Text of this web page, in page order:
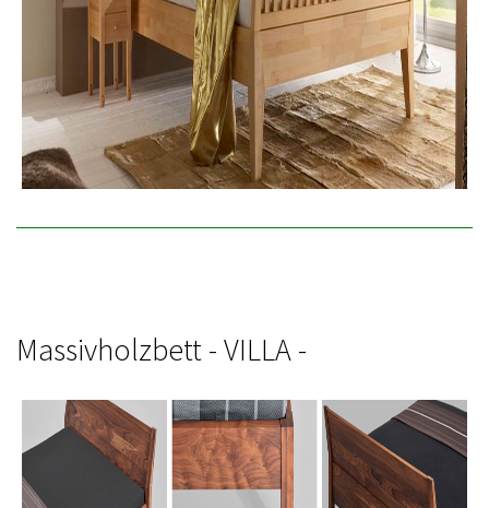
Massivholzbett - VILLA -